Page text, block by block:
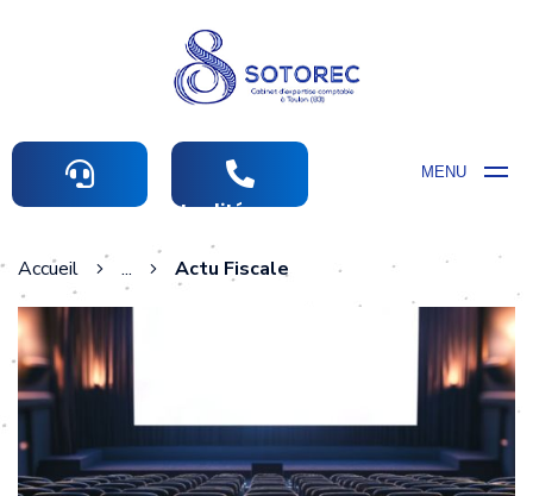
MENU
Actualités comptables
Accueil ... Actu Fiscale